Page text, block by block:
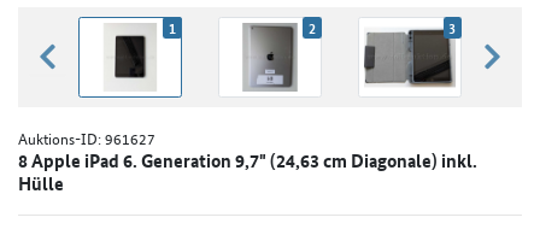
zurück blättern
1 2 3
Auktions-ID:961627
8 Apple iPad 6. Generation 9,7" (24,63 cm Diagonale) inkl.
Hülle